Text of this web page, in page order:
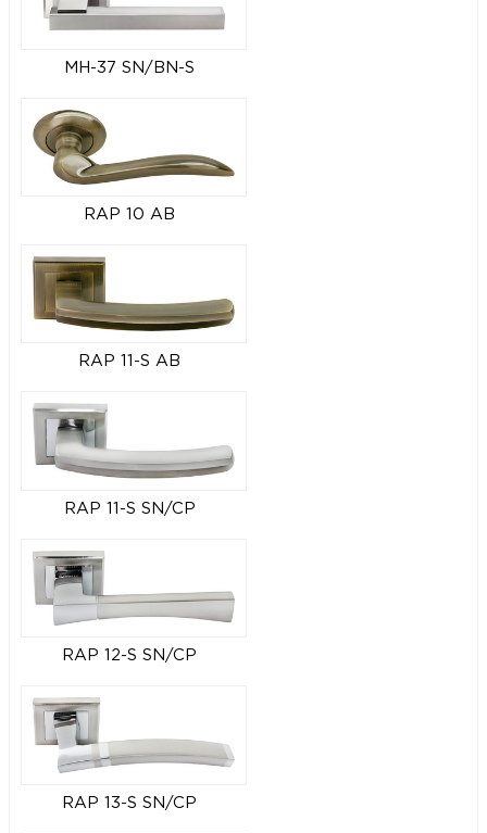
MH-37 SN/BN-S
RAP 10 AB
RAP 11-S AB
RAP 11-S SN/CP
RAP 12-S SN/CP
RAP 13-S SN/CP